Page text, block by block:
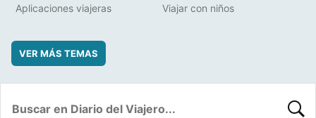
Aplicaciones viajeras Viajar con niños
VER MÁS TEMAS